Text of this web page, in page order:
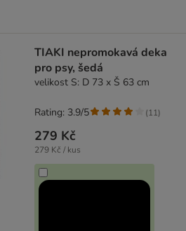
TIAKI nepromokavá deka
pro psy, šedá
velikost S: D 73 x Š 63 cm
279 Kč
279 Kč / kus
Rating: 3.9/5 (11)